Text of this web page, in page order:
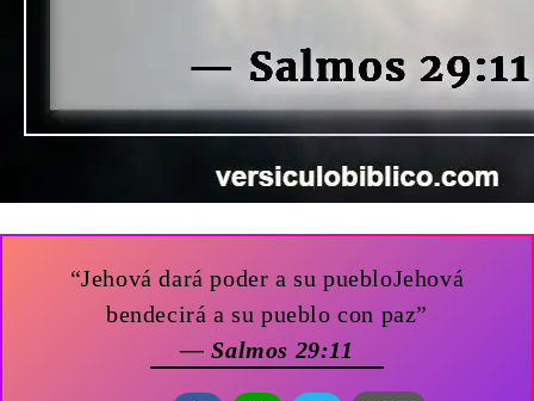
“Jehová dará poder a su puebloJehová
bendecirá a su pueblo con paz”
— Salmos 29:11